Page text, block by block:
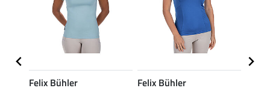
Felix Bühler
Felix Bühler